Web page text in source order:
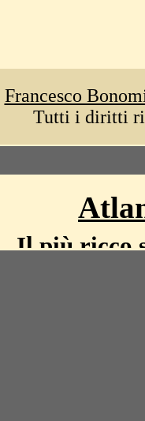
Francesco
Tutti i diritti
Il più ricco